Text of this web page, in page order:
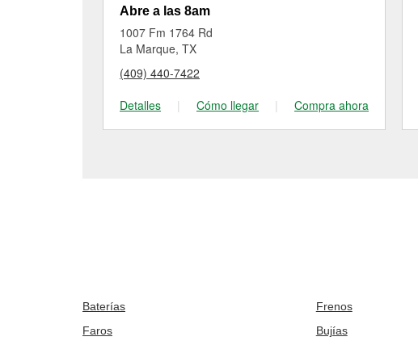
Abre a las 8am
1007 Fm 1764 Rd
La Marque, TX
(409) 440-7422
Detalles
| Cómo llegar | Compra ahora
Baterías Frenos
Faros
Bujías